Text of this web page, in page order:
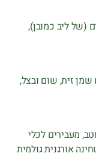
(של ליב כמובן),
זית, שום ובצל,
מעבירים לכלי
אורגנית גולמית